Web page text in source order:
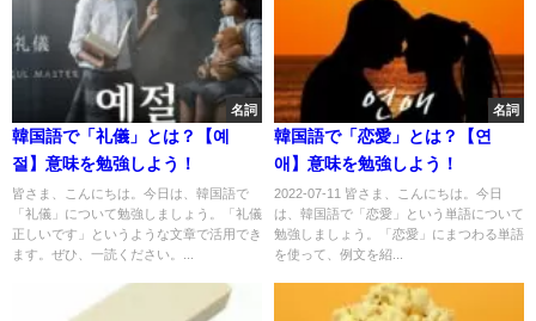
名詞
韓国語で「礼儀」とは？【예
절】意味を勉強しよう！
皆さま、こんにちは。今日は、韓国語で
「礼儀」について勉強しましょう。「礼儀
正しいです」というような文章で活用でき
ます。ぜひ、一読ください。...
名詞
韓国語で「恋愛」とは？【연
애】意味を勉強しよう！
2022-07-11 皆さま、こんにちは。今日
は、韓国語で「恋愛」という単語について
勉強しましょう。「恋愛」にまつわる単語
を使って、例文を紹...